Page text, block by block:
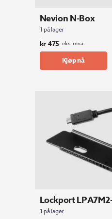
Nevion N-Box
1 på lager
kr475 eks. mva.
Kjøp nå
Lockport
1 på lager